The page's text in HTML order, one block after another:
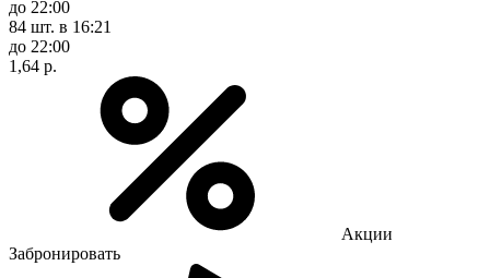
до 22:00
84 шт. в 16:21
до 22:00
1,64 р.
Акции
Забронировать